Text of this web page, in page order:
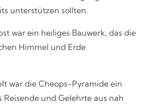
unterstützen sollten.
war ein heiliges Bauwerk, das die
Himmel und Erde
war die Cheops-Pyramide ein
Reisende und Gelehrte aus nah